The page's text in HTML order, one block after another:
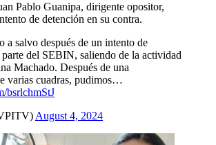
Pablo Guanipa, dirigente opositor,
de detención en su contra.
a salvo después de un intento de
del SEBIN, saliendo de la actividad
Machado. Después de una
varias cuadras, pudimos…
bsrlchmStJ
August 4, 2024